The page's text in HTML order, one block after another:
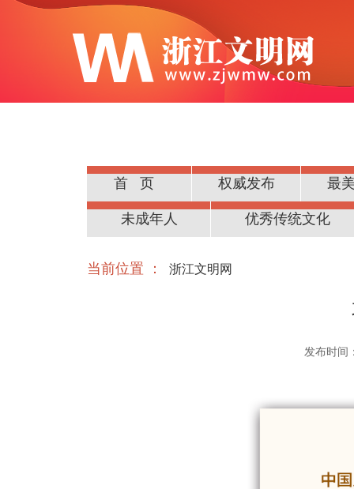
首页 权威发布 最
公民道德
未成年人 优秀传统文化
当前位置 ： 浙江文明网
发布时间